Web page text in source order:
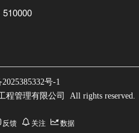
510000
号-1
程管理有限公司  All rights reserved.
反馈 关注 数据